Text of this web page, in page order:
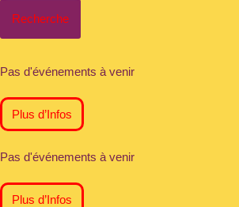
Recherche
Pas d'événements à venir
Plus d’Infos
Pas d'événements à venir
Plus d’Infos